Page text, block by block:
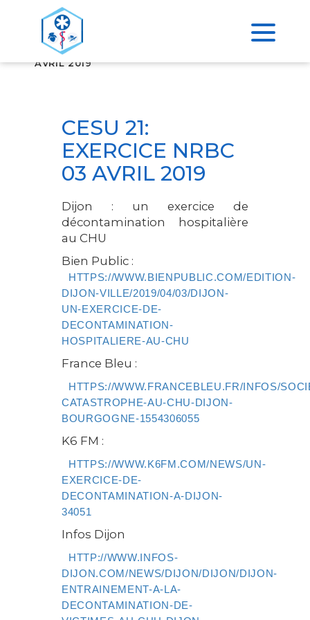
ACCUEIL
AVRIL 2019
CESU 21:
EXERCICE NRBC
03 AVRIL 2019
Dijon : un exercice de
décontamination hospitalière
au CHU
Bien Public :
HTTPS://WWW.BIENPUBLIC.COM/EDITION-
DIJON-VILLE/2019/04/03/DIJON-
UN-EXERCICE-DE-
DECONTAMINATION-
HOSPITALIERE-AU-CHU
France Bleu :
HTTPS://WWW.FRANCEBLEU.FR/INFOS/
CATASTROPHE-AU-CHU-DIJON-
BOURGOGNE-1554306055
K6 FM :
HTTPS://WWW.K6FM.COM/NEWS/UN-
EXERCICE-DE-
DECONTAMINATION-A-DIJON-
34051
Infos Dijon
HTTP://WWW.INFOS-
DIJON.COM/NEWS/DIJON/DIJON/DIJON-
ENTRAINEMENT-A-LA-
DECONTAMINATION-DE-